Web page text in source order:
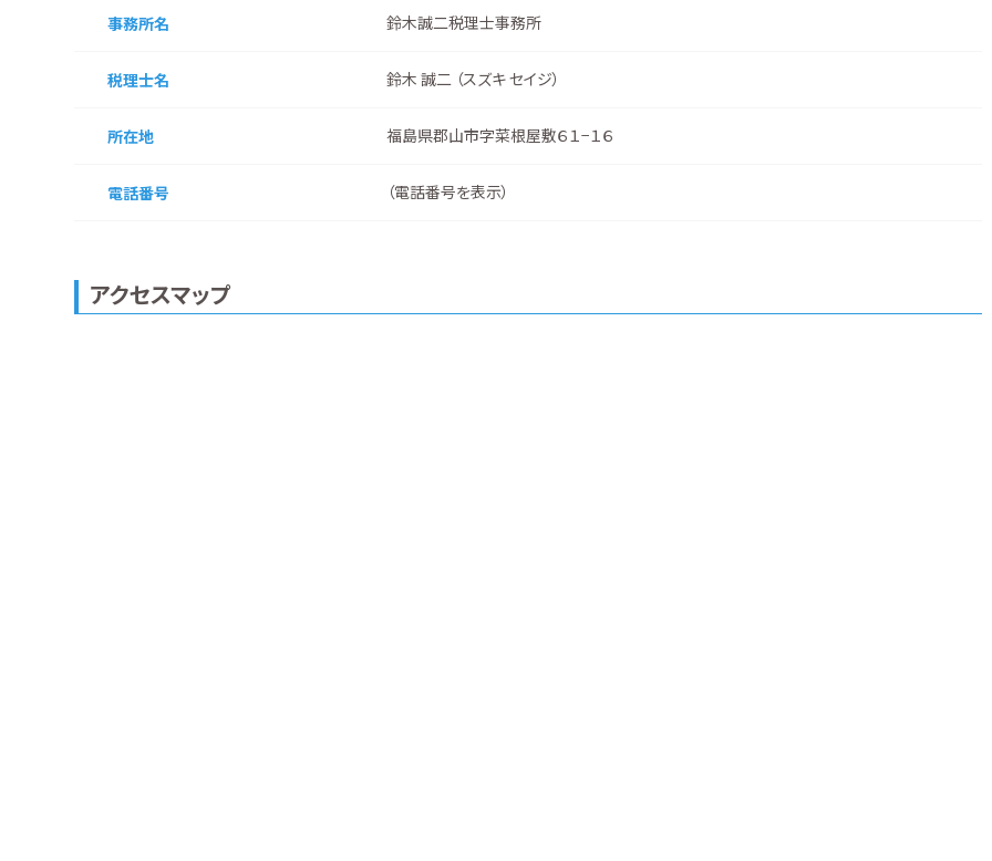
事務所名 鈴木誠二税理士事務所
税理士名 鈴木 誠二 （スズキ セイジ）
所在地 福島県郡山市字菜根屋敷６１−１６
電話番号 （電話番号を表示）
アクセスマップ